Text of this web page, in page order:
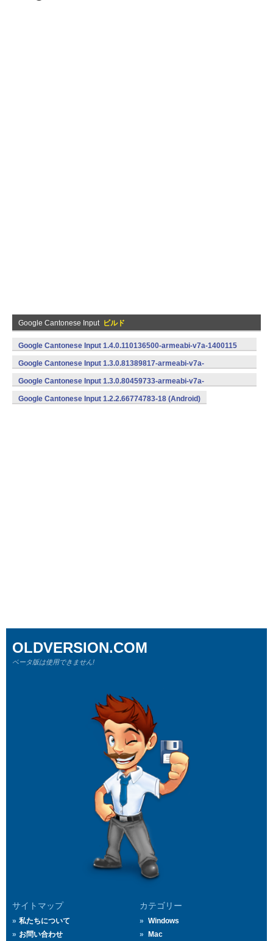
Google Cantonese Input ビルド
Google Cantonese Input 1.4.0.110136500-armeabi-v7a-1400115
(armeabi-v7a) (Android)
Google Cantonese Input 1.3.0.81389817-armeabi-v7a-
121 (Android)
Google Cantonese Input 1.3.0.80459733-armeabi-v7a-
103 (Android)
Google Cantonese Input 1.2.2.66774783-18 (Android)
サイトマップ
私たちについて
お問い合わせ
カテゴリー
Windows
Mac
OLDVERSION.COM
ベータ版は使用できません!